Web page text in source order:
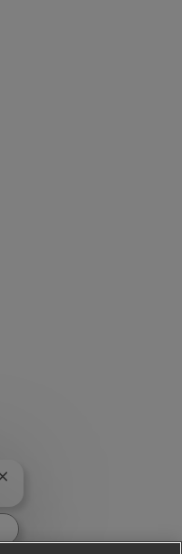
Cerrar notificación de